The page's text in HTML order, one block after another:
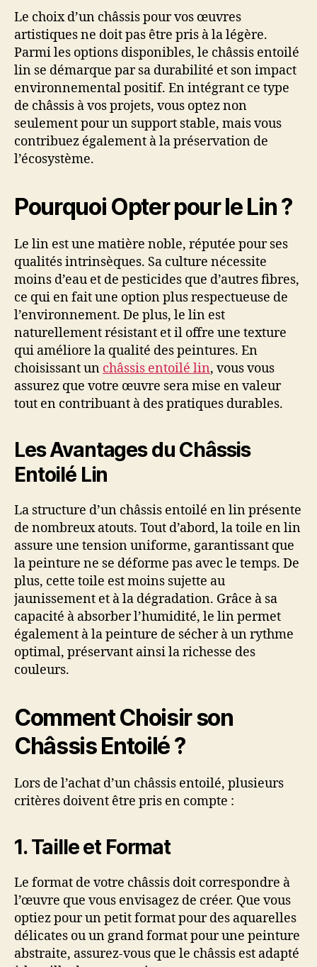
Le choix d’un châssis pour vos œuvres
artistiques ne doit pas être pris à la légère.
Parmi les options disponibles, le châssis entoilé
lin se démarque par sa durabilité et son impact
environnemental positif. En intégrant ce type
de châssis à vos projets, vous optez non
seulement pour un support stable, mais vous
contribuez également à la préservation de
l’écosystème.
Pourquoi Opter pour le Lin ?
Le lin est une matière noble, réputée pour ses
qualités intrinsèques. Sa culture nécessite
moins d’eau et de pesticides que d’autres fibres,
ce qui en fait une option plus respectueuse de
l’environnement. De plus, le lin est
naturellement résistant et il offre une texture
qui améliore la qualité des peintures. En
choisissant un châssis entoilé lin, vous vous
assurez que votre œuvre sera mise en valeur
tout en contribuant à des pratiques durables.
Les Avantages du Châssis
Entoilé Lin
La structure d’un châssis entoilé en lin présente
de nombreux atouts. Tout d’abord, la toile en lin
assure une tension uniforme, garantissant que
la peinture ne se déforme pas avec le temps. De
plus, cette toile est moins sujette au
jaunissement et à la dégradation. Grâce à sa
capacité à absorber l’humidité, le lin permet
également à la peinture de sécher à un rythme
optimal, préservant ainsi la richesse des
couleurs.
Comment Choisir son
Châssis Entoilé ?
Lors de l’achat d’un châssis entoilé, plusieurs
critères doivent être pris en compte :
1. Taille et Format
Le format de votre châssis doit correspondre à
l’œuvre que vous envisagez de créer. Que vous
optiez pour un petit format pour des aquarelles
délicates ou un grand format pour une peinture
abstraite, assurez-vous que le châssis est adapté